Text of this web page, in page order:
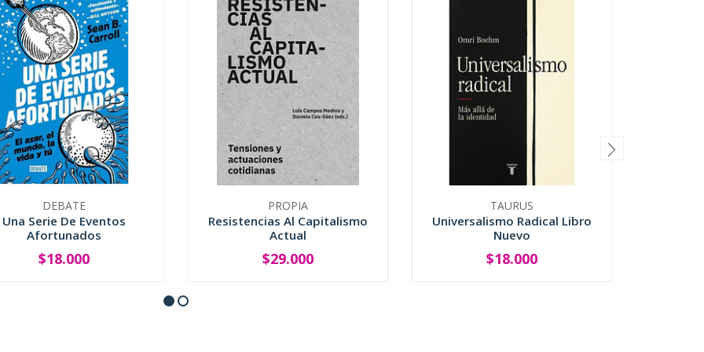
DEBATE
Una Serie De Eventos
Afortunados
+
$18.000
PROPIA
Resistencias Al Capitalismo
Actual
+
$29.000
TAURUS
Universalismo Radical Libro
Nuevo
+
$18.000